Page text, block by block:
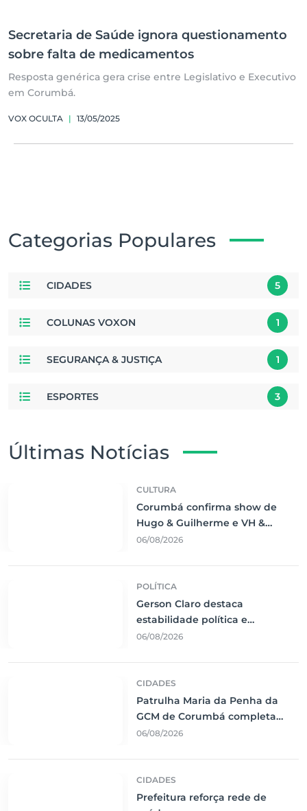
Secretaria de Saúde ignora questionamento
sobre falta de medicamentos
Resposta genérica gera crise entre Legislativo e Executivo
em Corumbá.
VOX OCULTA | 13/05/2025
Categorias Populares
CIDADES 5
COLUNAS VOXON 1
SEGURANÇA & JUSTIÇA 1
ESPORTES 3
Últimas Notícias
CULTURA
Corumbá confirma show de
Hugo & Guilherme e VH &
Alexandre e fortalece
06/08/2026
POLÍTICA
Gerson Claro destaca
estabilidade política e
crescimento econômico de
06/08/2026
CIDADES
Patrulha Maria da Penha da
GCM de Corumbá completa
sete anos fortalecendo
06/08/2026
CIDADES
Prefeitura reforça rede de